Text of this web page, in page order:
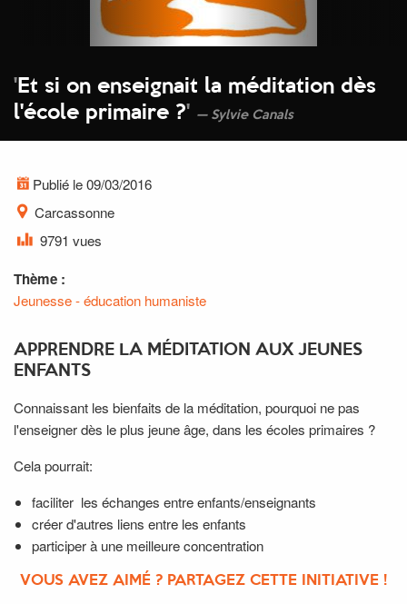
'Et si on enseignait la méditation dès
l'école primaire ?' Sylvie Canals
Publié le 09/03/2016
Carcassonne
9791 vues
Thème :
Jeunesse - éducation humaniste
APPRENDRE LA MÉDITATION AUX JEUNES
ENFANTS
Connaissant les bienfaits de la méditation, pourquoi ne pas
l'enseigner dès le plus jeune âge, dans les écoles primaires ?
Cela pourrait:
faciliter les échanges entre enfants/enseignants
créer d'autres liens entre les enfants
participer à une meilleure concentration
VOUS AVEZ AIMÉ ? PARTAGEZ CETTE INITIATIVE !